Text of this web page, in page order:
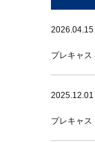
2026.04.15
プレキャ
2025.12.01
プレキャ